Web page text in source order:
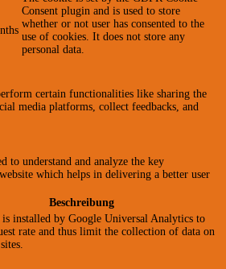
Consent plugin and is used to store
whether or not user has consented to the
use of cookies. It does not store any
personal data.
certain functionalities like sharing the
media platforms, collect feedbacks, and
to understand and analyze the key
which helps in delivering a better user
Beschreibung
installed by Google Universal Analytics to
rate and thus limit the collection of data on